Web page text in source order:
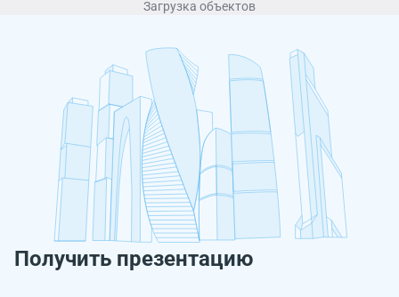
Загрузка объектов
Получить презентацию